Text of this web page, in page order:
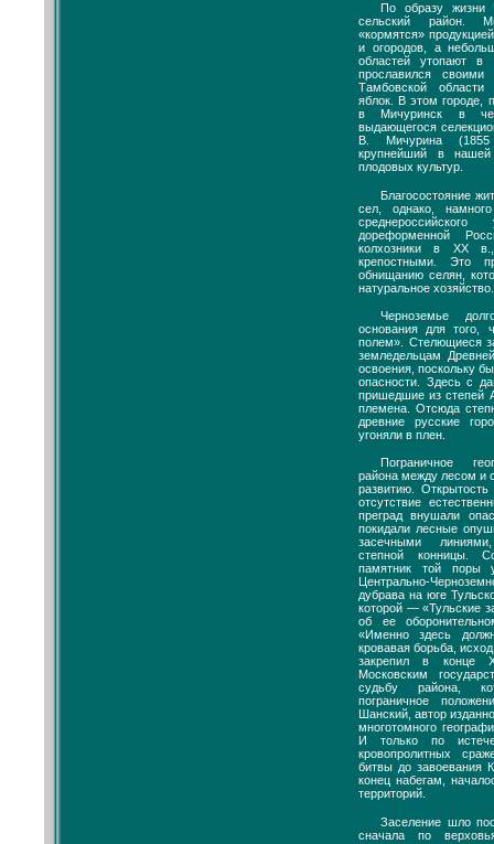
По образу жизни
сельский район.
«кормятся»
и огородов, а
областей утопают в
прославился
Тамбовской
яблок. В этом городе,
в Мичуринск в
выдающегося
В. Мичурина
крупнейший в нашей
плодовых культур.
Благосостояние
сел, однако,
дореформенной
колхозники в XX
крепостными. Это
обнищанию селян,
натуральное хозяйство.
Черноземье
основания для того,
полем». Стелющиеся
земледельцам
освоения, поскольку
опасности. Здесь с
пришедшие из степей
племена. Отсюда
древние русские
угоняли в плен.
Пограничное
района между лесом и
развитию.
отсутствие
преград внушали
покидали лесные
засечными
степной конницы.
памятник той поры
Центрально-
дубрава на юге
которой — «Тульские
об ее
«Именно здесь
кровавая борьба,
закрепил в конце
Московским
судьбу района,
пограничное
Шанский, автор
многотомного
И только по
кровопролитных
битвы до завоевания
конец набегам,
территорий.
Заселение шло
сначала по